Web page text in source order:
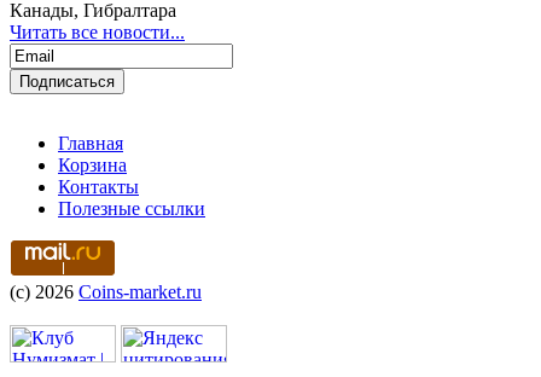
Канады, Гибралтара
Читать все новости...
Главная
Корзина
Контакты
Полезные ссылки
(c) 2026 Coins-market.ru